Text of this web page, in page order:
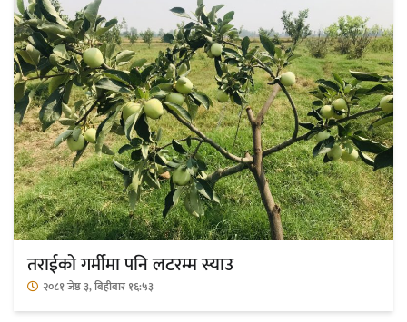
परियोजना सकिनै लाग्दा खुल्यो वन उद्यमीले
सहुलियत ऋण लिने बाटो
नदी अधिकारका ती कानुनी पाटा, जसले
बनाउँछ नदीलाई संरक्षण हकदार
प्रतिस्पर्धाबिनाको नियुक्ति बदरबारे अन्तरिम
तराईको गर्मीमा पनि लटरम्म स्याउ
२०८१ जेष्ठ ३, बिहीबार १६:५३